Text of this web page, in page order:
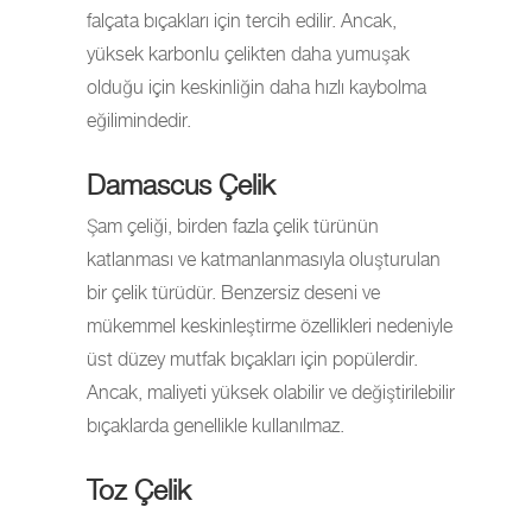
falçata bıçakları için tercih edilir. Ancak,
yüksek karbonlu çelikten daha yumuşak
olduğu için keskinliğin daha hızlı kaybolma
eğilimindedir.
Damascus Çelik
Şam çeliği, birden fazla çelik türünün
katlanması ve katmanlanmasıyla oluşturulan
bir çelik türüdür. Benzersiz deseni ve
mükemmel keskinleştirme özellikleri nedeniyle
üst düzey mutfak bıçakları için popülerdir.
Ancak, maliyeti yüksek olabilir ve değiştirilebilir
bıçaklarda genellikle kullanılmaz.
Toz Çelik